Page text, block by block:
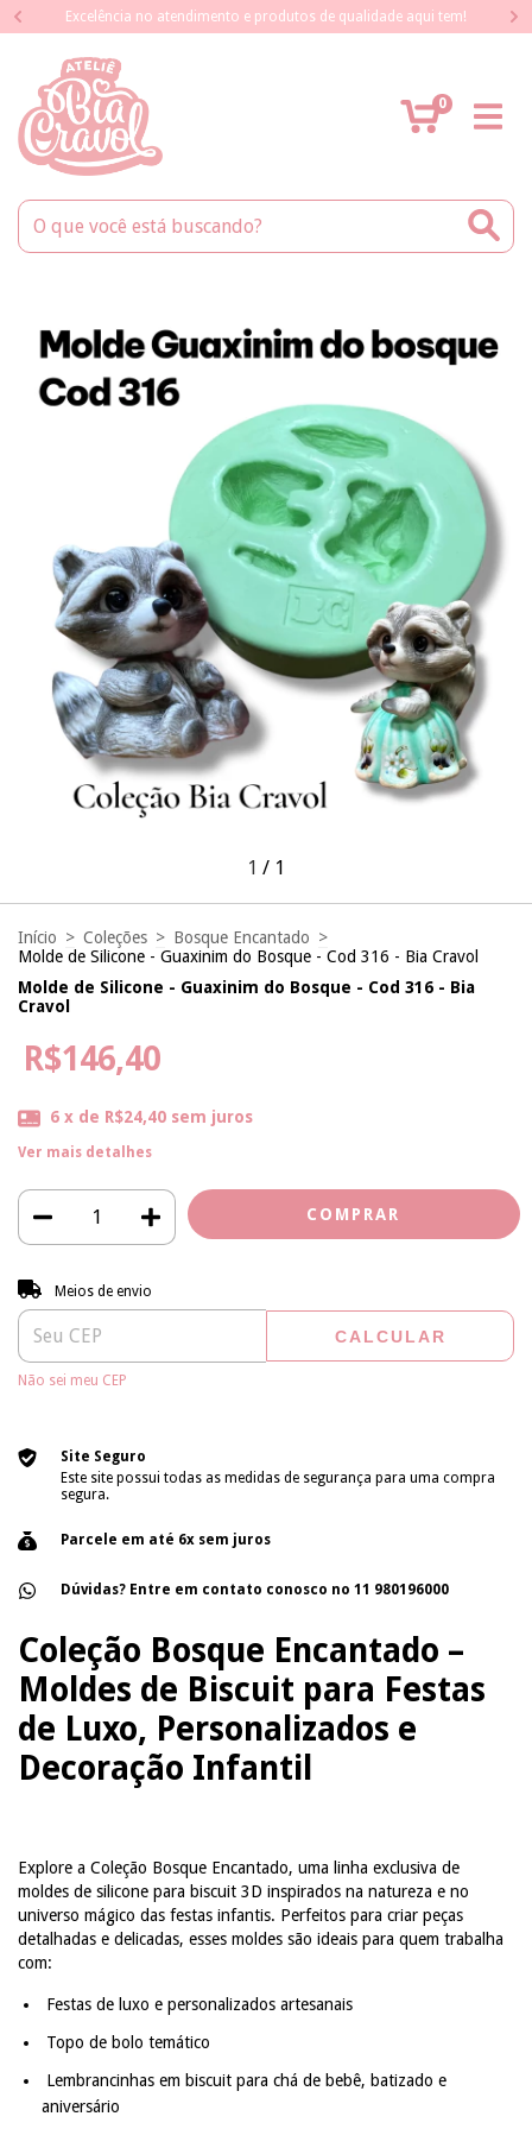
Excelência no atendimento e produtos de qualidade aqui tem!
0
1 / 1
Início > Coleções > Bosque Encantado >
Molde de Silicone - Guaxinim do Bosque - Cod 316 - Bia Cravol
Molde de Silicone - Guaxinim do Bosque - Cod 316 - Bia
Cravol
R$146,40
6 x de R$24,40 sem juros
Ver mais detalhes
Entregas para o CEP:
Meios de envio
CALCULAR
Não sei meu CEP
Site Seguro
Este site possui todas as medidas de segurança para uma compra
segura.
Parcele em até 6x sem juros
Dúvidas? Entre em contato conosco no 11 980196000
Coleção Bosque Encantado –
Moldes de Biscuit para Festas
de Luxo, Personalizados e
Decoração Infantil
Explore a Coleção Bosque Encantado, uma linha exclusiva de
moldes de silicone para biscuit 3D inspirados na natureza e no
universo mágico das festas infantis. Perfeitos para criar peças
detalhadas e delicadas, esses moldes são ideais para quem trabalha
com:
Festas de luxo e personalizados artesanais
Topo de bolo temático
Lembrancinhas em biscuit para chá de bebê, batizado e
aniversário